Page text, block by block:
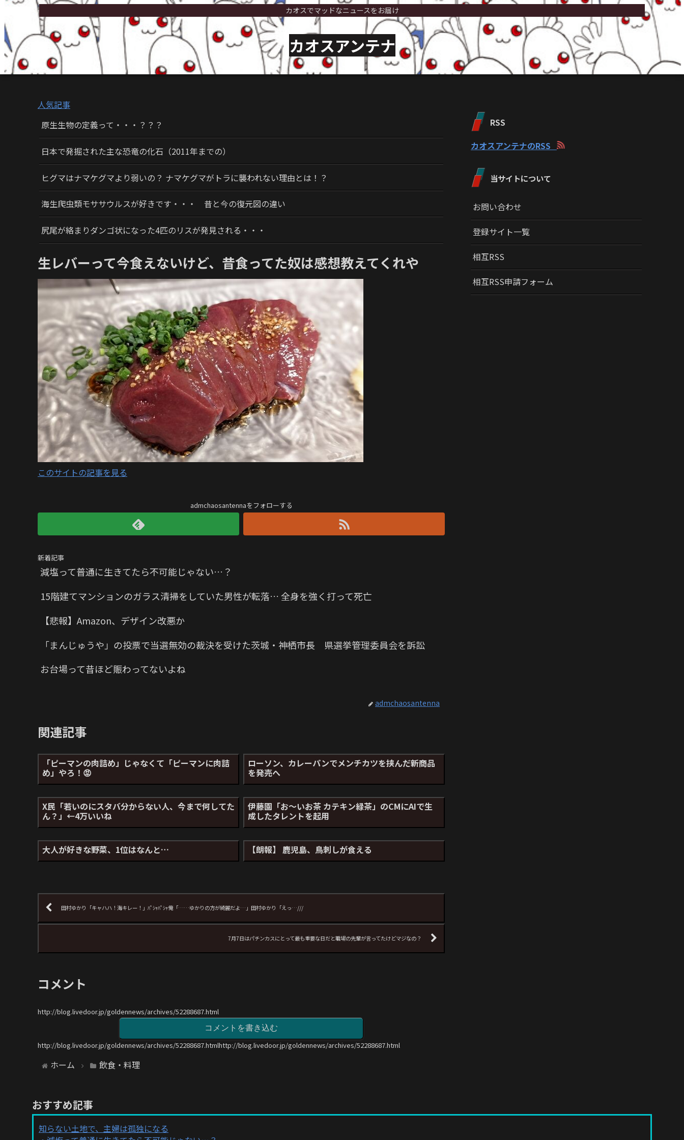
カオスでマッドなニュースをお届け
カオスアンテナ
人気記事
原生生物の定義って・・・？？？
日本で発掘された主な恐竜の化石（2011年までの）
ヒグマはナマケグマより弱いの？ ナマケグマがトラに襲われない理由とは！？
海生爬虫類モササウルスが好きです・・・ 昔と今の復元図の違い
尻尾が絡まりダンゴ状になった4匹のリスが発見される・・・
生レバーって今食えないけど、昔食ってた奴は感想教えてくれや
このサイトの記事を見る
admchaosantennaをフォローする
新着記事
減塩って普通に生きてたら不可能じゃない…？
15階建てマンションのガラス清掃をしていた男性が転落… 全身を強く打って死亡
【悲報】Amazon、デザイン改悪か
「まんじゅうや」の投票で当選無効の裁決を受けた茨城・神栖市長 県選挙管理委員会を訴訟
お台場って昔ほど賑わってないよね
admchaosantenna
関連記事
「ピーマンの肉詰め」じゃなくて「ピーマンに肉詰
め」やろ！😡
ローソン、カレーパンでメンチカツを挟んだ新商品
を発売へ
X民「若いのにスタバ分からない人、今まで何してた
ん？」←4万いいね
伊藤園「お～いお茶 カテキン緑茶」のCMにAIで生
成したタレントを起用
大人が好きな野菜、1位はなんと… 【朗報】 鹿児島、鳥刺しが食える
田村ゆかり「キャハハ！海キレー！」ﾊﾟｼｬﾊﾟｼｬ俺「……ゆかりの方が綺麗だよ…」田村ゆかり「えっ…///
7月7日はパチンカスにとって最も重要な日だと職場の先輩が言ってたけどマジなの？
コメント
http://blog.livedoor.jp/goldennews/archives/52288687.html
コメントを書き込む
http://blog.livedoor.jp/goldennews/archives/52288687.htmlhttp://blog.livedoor.jp/goldennews/archives/52288687.html
ホーム 飲食・料理
RSS
カオスアンテナのRSS
当サイトについて
お問い合わせ
登録サイト一覧
相互RSS
相互RSS申請フォーム
おすすめ記事
知らない土地で、主婦は孤独になる